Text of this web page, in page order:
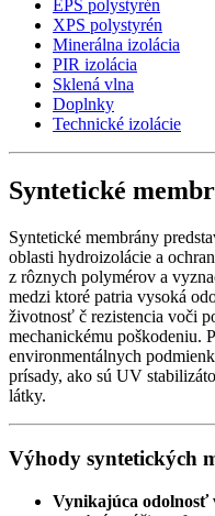
EPS polystyrén
XPS polystyrén
Minerálna izolácia
PIR izolácia
Sklená vlna
Doplnky
Technické izolácie
Syntetické
Syntetické membrány
oblasti hydroizolácie a
z rôznych polymérov a
medzi ktoré patria vysoká
životnosť č rezistencia voči
mechanickému poškodeniu.
environmentálnych
prísady, ako sú UV
látky.
Výhody syntetických
Vynikajúca odolnosť